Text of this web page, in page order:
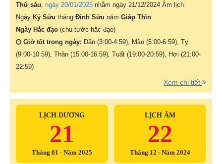
Thứ sáu ngày 20/01/2025 nhằm ngày 21/12/2024 Âm lịch
Ngày Kỷ Sửu tháng Đinh Sửu năm Giáp Thìn
Ngày Hắc đạo (chu tước hắc đạo)
Giờ tốt trong ngày: Dần (3:00-4:59), Mão (5:00-6:59), Tỵ
(9:00-10:59), Thân (15:00-16:59), Tuất (19:00-20:59), Hợi (21:00-
22:59)
Xem chi tiết
LỊCH DƯƠNG
21
Tháng 01 - Năm 2025
LỊCH ÂM
22
Tháng 12 - Năm 2024